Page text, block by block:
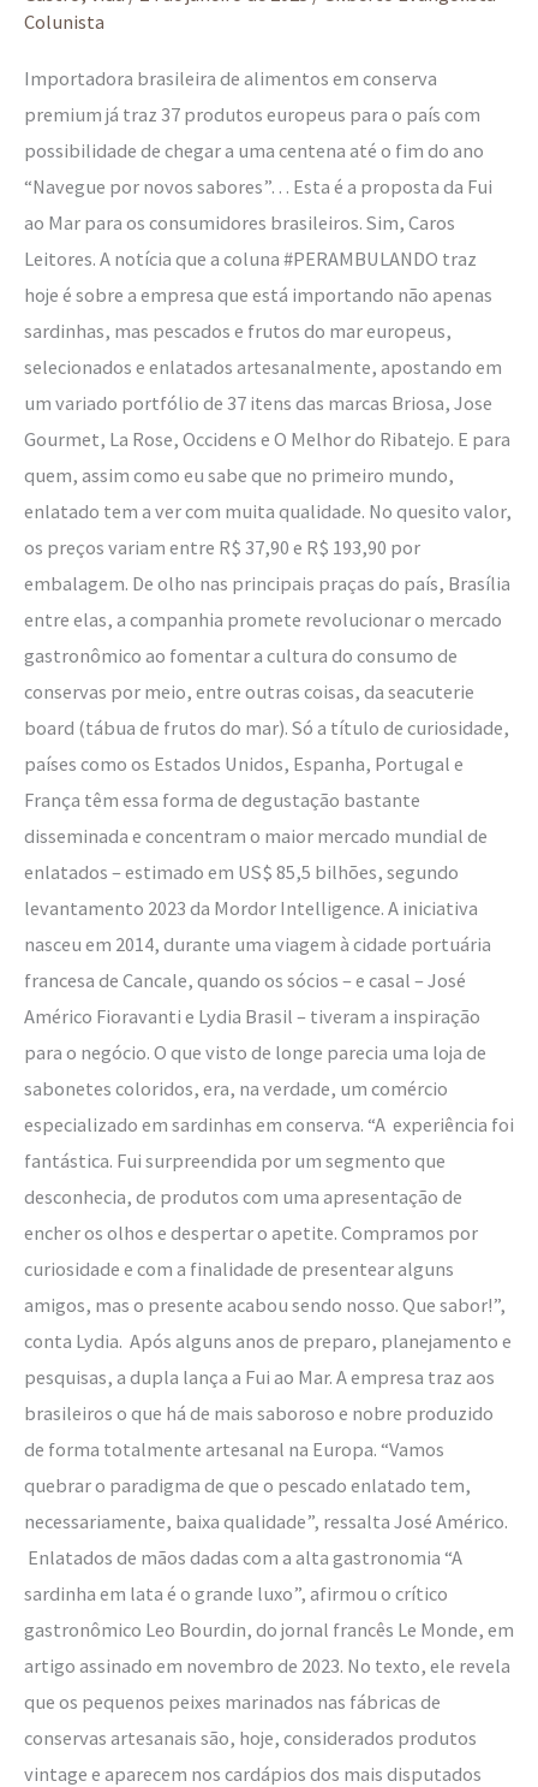
Colunista
Importadora brasileira de alimentos em conserva
premium já traz 37 produtos europeus para o país com
possibilidade de chegar a uma centena até o fim do ano
“Navegue por novos sabores”… Esta é a proposta da Fui
ao Mar para os consumidores brasileiros. Sim, Caros
Leitores. A notícia que a coluna #PERAMBULANDO traz
hoje é sobre a empresa que está importando não apenas
sardinhas, mas pescados e frutos do mar europeus,
selecionados e enlatados artesanalmente, apostando em
um variado portfólio de 37 itens das marcas Briosa, Jose
Gourmet, La Rose, Occidens e O Melhor do Ribatejo. E para
quem, assim como eu sabe que no primeiro mundo,
enlatado tem a ver com muita qualidade. No quesito valor,
os preços variam entre R$ 37,90 e R$ 193,90 por
embalagem. De olho nas principais praças do país, Brasília
entre elas, a companhia promete revolucionar o mercado
gastronômico ao fomentar a cultura do consumo de
conservas por meio, entre outras coisas, da seacuterie
board (tábua de frutos do mar). Só a título de curiosidade,
países como os Estados Unidos, Espanha, Portugal e
França têm essa forma de degustação bastante
disseminada e concentram o maior mercado mundial de
enlatados – estimado em US$ 85,5 bilhões, segundo
levantamento 2023 da Mordor Intelligence. A iniciativa
nasceu em 2014, durante uma viagem à cidade portuária
francesa de Cancale, quando os sócios – e casal – José
Américo Fioravanti e Lydia Brasil – tiveram a inspiração
para o negócio. O que visto de longe parecia uma loja de
sabonetes coloridos, era, na verdade, um comércio
especializado em sardinhas em conserva. “A experiência foi
fantástica. Fui surpreendida por um segmento que
desconhecia, de produtos com uma apresentação de
encher os olhos e despertar o apetite. Compramos por
curiosidade e com a finalidade de presentear alguns
amigos, mas o presente acabou sendo nosso. Que sabor!”,
conta Lydia. Após alguns anos de preparo, planejamento e
pesquisas, a dupla lança a Fui ao Mar. A empresa traz aos
brasileiros o que há de mais saboroso e nobre produzido
de forma totalmente artesanal na Europa. “Vamos
quebrar o paradigma de que o pescado enlatado tem,
necessariamente, baixa qualidade”, ressalta José Américo.
Enlatados de mãos dadas com a alta gastronomia “A
sardinha em lata é o grande luxo”, afirmou o crítico
gastronômico Leo Bourdin, do jornal francês Le Monde, em
artigo assinado em novembro de 2023. No texto, ele revela
que os pequenos peixes marinados nas fábricas de
conservas artesanais são, hoje, considerados produtos
vintage e aparecem nos cardápios dos mais disputados